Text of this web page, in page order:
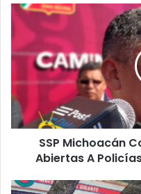
SSP
Michoacán
Confirma:
Sí
Puertas
Abiertas
Policías
Morelia
SSP Michoacán
Abiertas A
Choque